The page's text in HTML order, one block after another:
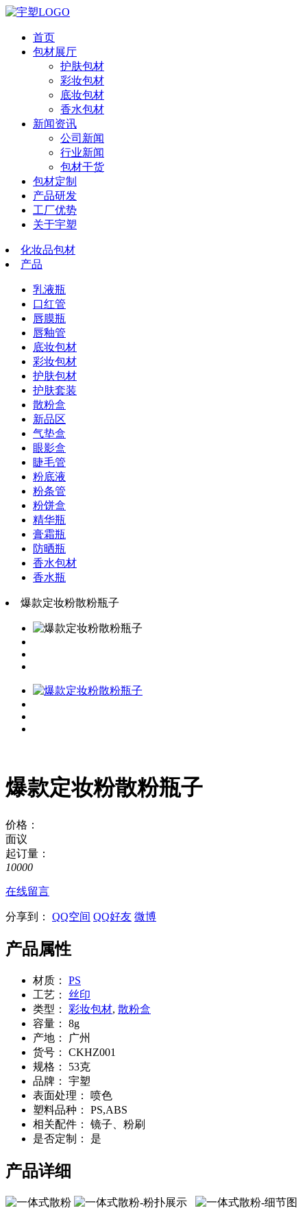
首页
包材展厅
护肤包材
彩妆包材
底妆包材
香水包材
新闻资讯
公司新闻
行业新闻
包材干货
包材定制
产品研发
工厂优势
关于宇塑
化妆品包材
产品
乳液瓶
口红管
唇膜瓶
唇釉管
底妆包材
彩妆包材
护肤包材
护肤套装
散粉盒
新品区
气垫盒
眼影盒
睫毛管
粉底液
粉条管
粉饼盒
精华瓶
膏霜瓶
防晒瓶
香水包材
香水瓶
爆款定妆粉散粉瓶子
爆款定妆粉散粉瓶子
价格：
面议
起订量：
10000
在线留言
分享到： QQ空间 QQ好友 微博
产品属性
材质：
PS
工艺：
丝印
类型：
彩妆包材, 散粉盒
容量：
8g
产地：
广州
货号：
CKHZ001
规格：
53克
品牌：
宇塑
表面处理：
喷色
塑料品种：
PS,ABS
相关配件：
镜子、粉刷
是否定制：
是
产品详细